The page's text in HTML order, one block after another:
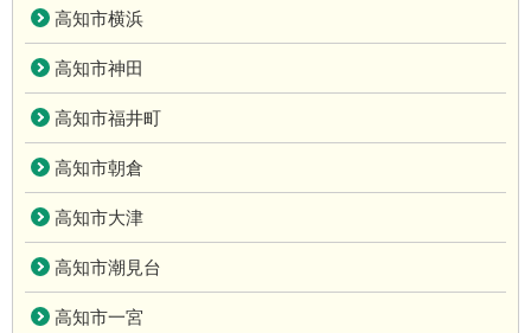
高知市横浜
高知市神田
高知市福井町
高知市朝倉
高知市大津
高知市潮見台
高知市一宮